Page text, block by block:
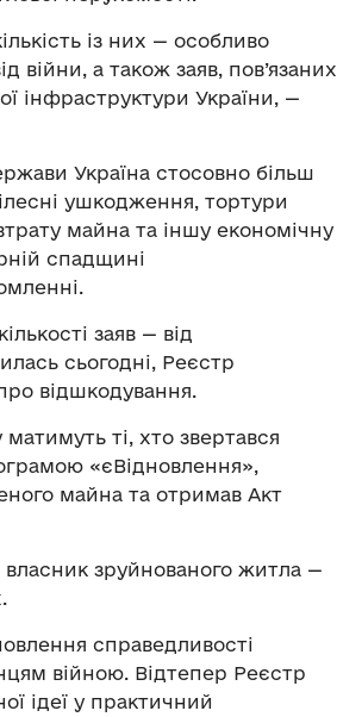
із них — особливо
війни, а також заяв, пов’язаних
інфраструктури України, —
Україна стосовно більш
ушкодження, тортури
майна та іншу економічну
спадщині
заяв — від
сьогодні, Реєстр
відшкодування.
ті, хто звертався
«єВідновлення»,
майна та отримав Акт
зруйнованого житла —
справедливості
війною. Відтепер Реєстр
ідеї у практичний